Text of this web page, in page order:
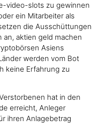
video-slots zu gewinnen
ein Mitarbeiter als
die Ausschüttungen
an, aktien geld machen
Asiens
werden vom Bot
keine Erfahrung zu
hat in den
erreicht, Anleger
ihren Anlagebetrag